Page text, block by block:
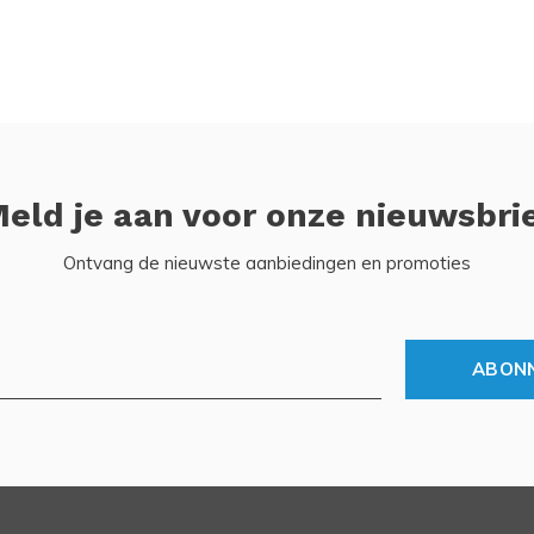
je aan voor onze
Ontvang de nieuwste aanbiedingen en promoties